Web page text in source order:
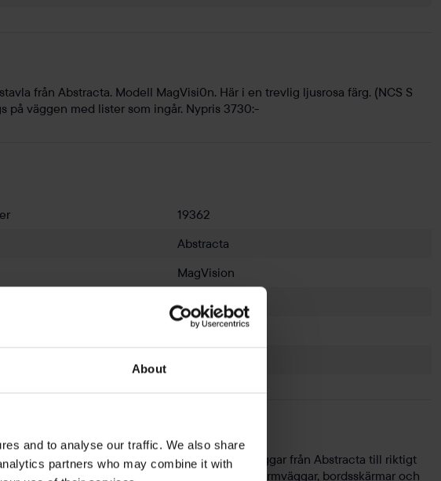
About
and to analyse our traffic. We also share
partners who may combine it with
från Abstracta. Modell MagVisi0n. Här i en trevlig ljusrosa färg. (NCS S
på väggen med lister som ingår. Nypris 3730:-
19362
Abstracta
MagVision
Rosa
1180mm
största utbud av begagnade skärmväggar från Abstracta till riktigt
kunskap och erfarenhet utvecklar Abstracta skärmväggar, bordsskärmar och